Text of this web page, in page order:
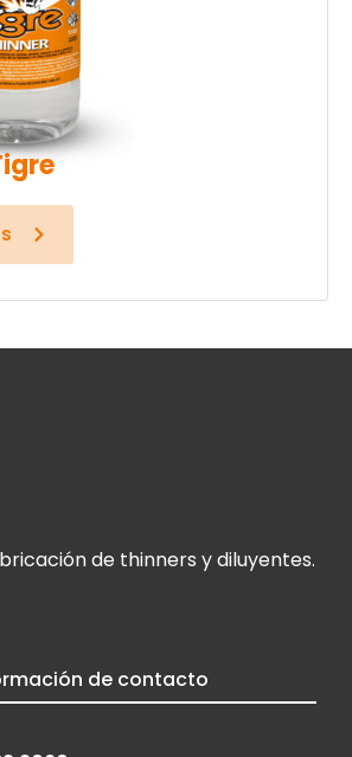
de thinners y diluyentes.
de contacto